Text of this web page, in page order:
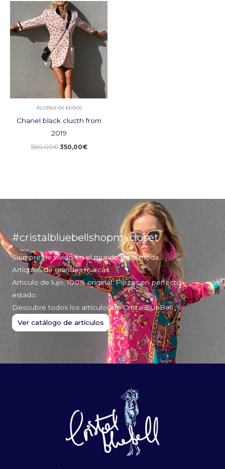
Accesorios bolsos
Chanel black clucth from
2019
590,00€
El
precio
original
era:
590,00€.
350,00€
El
precio
actual
es:
350,00€.
#cristalbluebellshopmycloset
Siempre he vivido en el mundo de la moda.
Artículos de grandes marcas.
Articulo de lujo, 100% original. Piezas en perfecto
estado.
Descubre todos los artículos de CristalBlueBell
Ver catálogo de artículos